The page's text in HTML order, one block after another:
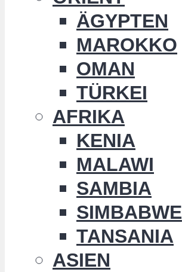
ÄGYPTEN
MAROKKO
OMAN
TÜRKEI
AFRIKA
KENIA
MALAWI
SAMBIA
SIMBABWE
TANSANIA
ASIEN